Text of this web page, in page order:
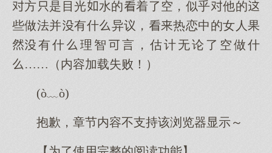
方是目光水的着了空，似乎他的
些做法并有什异议，热恋中的女人果
有什理智言，估计无论了空做什
……（内容加载失败！）
(ò﹏ò)
抱歉，章节内容不支持该浏览器显示～